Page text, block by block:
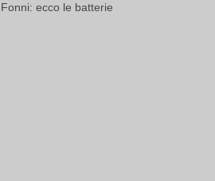
ecco le batterie